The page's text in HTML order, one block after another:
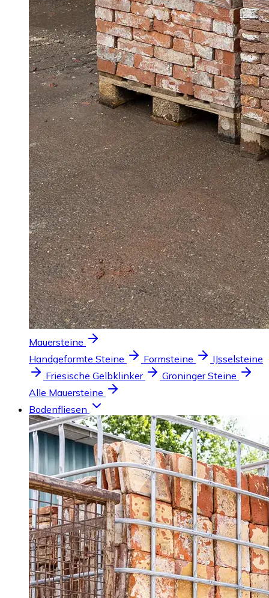
Mauersteine
Handgeformte Steine
Formsteine
IJsselsteine
Friesische Gelbklinker
Groninger Steine
Alle Mauersteine
Bodenfliesen